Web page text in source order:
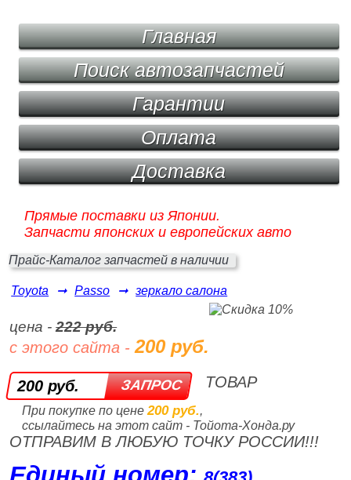
Главная
Поиск автозапчастей
Гарантии
Оплата
Доставка
Прямые поставки из Японии.
Запчасти японских и европейских авто
Прайс-Каталог запчастей в наличии
Toyota ➞ Passo ➞ зеркало салона
цена -222 руб.
с этого сайта -200 руб.
200 руб.
При покупке по цене 200 руб.,
ссылайтесь на этот сайт - Тойота-Хонда.ру
ТОВАР
ОТПРАВИМ В ЛЮБУЮ ТОЧКУ РОССИИ!!!